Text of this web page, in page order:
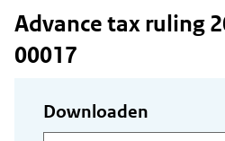
Advance tax ruling
00017
Downloaden